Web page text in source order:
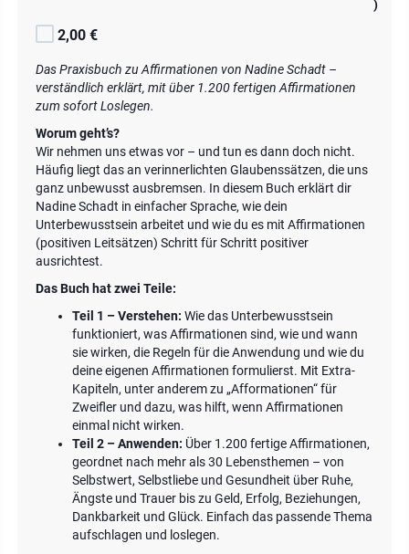
)
2,00 €
Das Praxisbuch zu Affirmationen von Nadine Schadt –
verständlich erklärt, mit über 1.200 fertigen Affirmationen
zum sofort Loslegen.
Worum geht’s?
Wir nehmen uns etwas vor – und tun es dann doch nicht.
Häufig liegt das an verinnerlichten Glaubenssätzen, die uns
ganz unbewusst ausbremsen. In diesem Buch erklärt dir
Nadine Schadt in einfacher Sprache, wie dein
Unterbewusstsein arbeitet und wie du es mit Affirmationen
(positiven Leitsätzen) Schritt für Schritt positiver
ausrichtest.
Das Buch hat zwei Teile:
Teil 1 – Verstehen: Wie das Unterbewusstsein
funktioniert, was Affirmationen sind, wie und wann
sie wirken, die Regeln für die Anwendung und wie du
deine eigenen Affirmationen formulierst. Mit Extra-
Kapiteln, unter anderem zu „Afformationen“ für
Zweifler und dazu, was hilft, wenn Affirmationen
einmal nicht wirken.
Teil 2 – Anwenden: Über 1.200 fertige Affirmationen,
geordnet nach mehr als 30 Lebensthemen – von
Selbstwert, Selbstliebe und Gesundheit über Ruhe,
Ängste und Trauer bis zu Geld, Erfolg, Beziehungen,
Dankbarkeit und Glück. Einfach das passende Thema
aufschlagen und loslegen.